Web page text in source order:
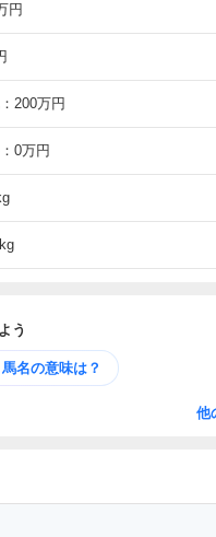
円
200万円
0万円
う
名の意味は？
他